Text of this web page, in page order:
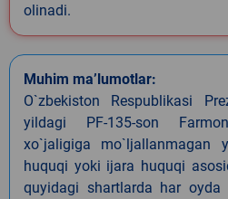
olinadi.
Muhim ma’lumotlar:
O`zbekiston Respublikasi
yildagi PF-135-son
xo`jaligiga mo`ljallanmagan
huquqi yoki ijara huquqi
quyidagi shartlarda har oyda